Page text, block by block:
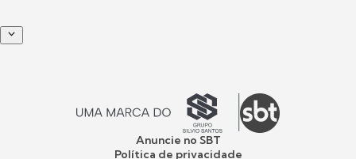
Anuncie no SBT
Política de privacidade